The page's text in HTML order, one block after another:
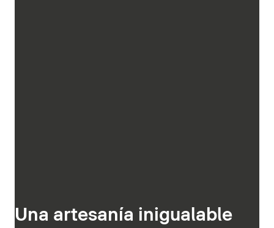
Una artesanía inigualable